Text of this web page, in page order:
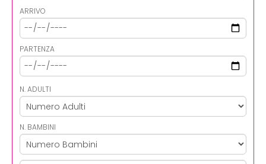
ARRIVO
PARTENZA
N. ADULTI
N. BAMBINI